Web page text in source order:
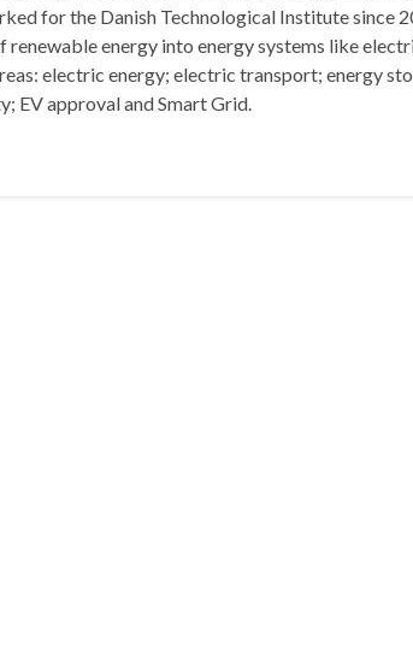
for the Danish Technological Institute since
energy into energy systems like
electric energy; electric transport; energy
EV approval and Smart Grid.